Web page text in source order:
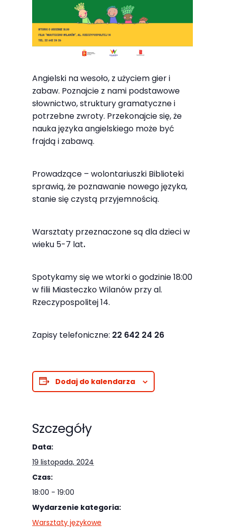
Angielski na wesoło, z użyciem gier i
zabaw. Poznajcie z nami podstawowe
słownictwo, struktury gramatyczne i
potrzebne zwroty. Przekonajcie się, że
nauka języka angielskiego może być
frajdą i zabawą.
Prowadzące – wolontariuszki Biblioteki
sprawią, że poznawanie nowego języka,
stanie się czystą przyjemnością.
Warsztaty przeznaczone są dla dzieci w
wieku 5-7 lat.
Spotykamy się we wtorki o godzinie 18:00
w filii Miasteczko Wilanów przy al.
Rzeczypospolitej 14.
Zapisy telefoniczne: 22 642 24 26
Dodaj do kalendarza
Szczegóły
Data:
19 listopada, 2024
Czas:
18:00 - 19:00
Wydarzenie kategoria:
Warsztaty językowe
funkcjonalność
i strukturę
strony
na podstawie
tego, jak
strona jest
używana.
internetowa
podczas
twojego
Jeśli odrzucisz
te pliki cookie,
niektóre funkcje
internetowej.
Marketing
Udostępniając
swoje
zachowania
podczas
odwiedzania naszej
strony, zwiększasz
szansę na
zobaczenie
spersonalizowanych
treści i ofert.